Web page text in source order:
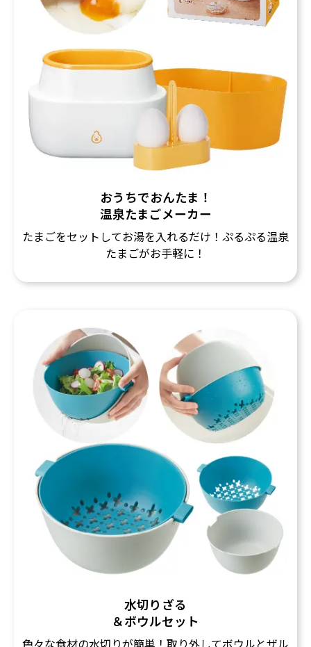
おうちでおんたま！
温泉たまごメーカー
たまごをセットしてお湯を入れるだけ！ぷるぷる温泉
たまごがお手軽に！
水切りざる
＆ボウルセット
色々な食材の水切りが簡単！取り外してボウルとザル